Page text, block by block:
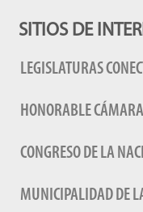
SITIOS DE
LEGISLATURAS
HONORABLE
CONGRESO DE LA
MUNICIPALIDAD DE